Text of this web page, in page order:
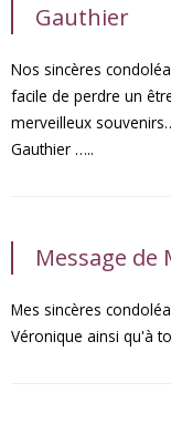
Gauthier
Nos sincères
facile de perdre un
merveilleux
Gauthier …..
Message de
Mes sincères
Véronique ainsi qu'à